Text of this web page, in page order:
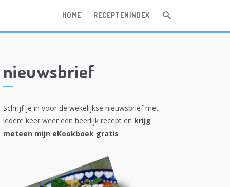
HOME RECEPTENINDEX
nieuwsbrief
Schrijf je in voor de wekelijkse nieuwsbrief met
iedere keer weer een heerlijk recept en krijg
meteen mijn eKookboek gratis